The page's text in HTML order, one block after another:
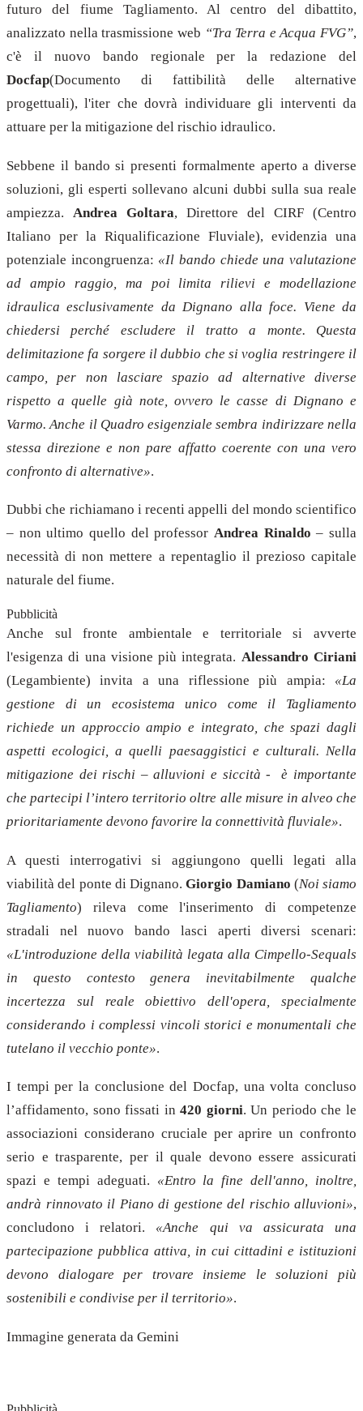
futuro del fiume Tagliamento. Al centro del dibattito,
analizzato nella trasmissione web “Tra Terra e Acqua FVG”,
c'è il nuovo bando regionale per la redazione del
Docfap(Documento di fattibilità delle alternative
progettuali), l'iter che dovrà individuare gli interventi da
attuare per la mitigazione del rischio idraulico.
Sebbene il bando si presenti formalmente aperto a diverse
soluzioni, gli esperti sollevano alcuni dubbi sulla sua reale
ampiezza. Andrea Goltara, Direttore del CIRF (Centro
Italiano per la Riqualificazione Fluviale), evidenzia una
potenziale incongruenza: «Il bando chiede una valutazione
ad ampio raggio, ma poi limita rilievi e modellazione
idraulica esclusivamente da Dignano alla foce. Viene da
chiedersi perché escludere il tratto a monte. Questa
delimitazione fa sorgere il dubbio che si voglia restringere il
campo, per non lasciare spazio ad alternative diverse
rispetto a quelle già note, ovvero le casse di Dignano e
Varmo. Anche il Quadro esigenziale sembra indirizzare nella
stessa direzione e non pare affatto coerente con una vero
confronto di alternative».
Dubbi che richiamano i recenti appelli del mondo scientifico
– non ultimo quello del professor Andrea Rinaldo – sulla
necessità di non mettere a repentaglio il prezioso capitale
naturale del fiume.
Pubblicità
Anche sul fronte ambientale e territoriale si avverte
l'esigenza di una visione più integrata. Alessandro Ciriani
(Legambiente) invita a una riflessione più ampia: «La
gestione di un ecosistema unico come il Tagliamento
richiede un approccio ampio e integrato, che spazi dagli
aspetti ecologici, a quelli paesaggistici e culturali. Nella
mitigazione dei rischi – alluvioni e siccità - è importante
che partecipi l’intero territorio oltre alle misure in alveo che
prioritariamente devono favorire la connettività fluviale».
A questi interrogativi si aggiungono quelli legati alla
viabilità del ponte di Dignano.Giorgio Damiano (Noi siamo
Tagliamento) rileva come l'inserimento di competenze
stradali nel nuovo bando lasci aperti diversi scenari:
«L'introduzione della viabilità legata alla Cimpello-Sequals
in questo contesto genera inevitabilmente qualche
incertezza sul reale obiettivo dell'opera, specialmente
considerando i complessi vincoli storici e monumentali che
tutelano il vecchio ponte».
I tempi per la conclusione del Docfap, una volta concluso
l’affidamento, sono fissati in420 giorni. Un periodo che le
associazioni considerano cruciale per aprire un confronto
serio e trasparente, per il quale devono essere assicurati
spazi e tempi adeguati. «Entro la fine dell'anno, inoltre,
andrà rinnovato il Piano di gestione del rischio alluvioni»,
concludono i relatori. «Anche qui va assicurata una
partecipazione pubblica attiva, in cui cittadini e istituzioni
devono dialogare per trovare insieme le soluzioni più
sostenibili e condivise per il territorio».
Immagine generata da Gemini